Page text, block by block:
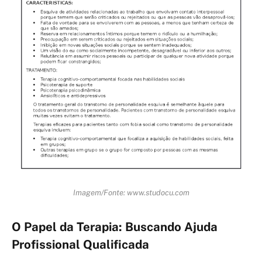
Imagem/Fonte: www.studocu.com
O Papel da Terapia: Buscando Ajuda
Profissional Qualificada